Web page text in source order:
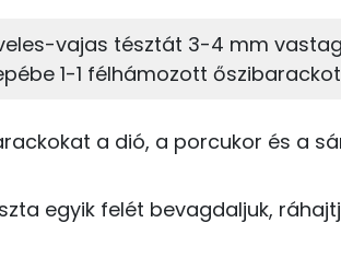
leveles tészta
őszibarack
4%
26%
Nátrium
vajas tésztát 3-4 mm
1-1 félhámozott
a dió, a porcukor és a
egyik felét bevagdaljuk,